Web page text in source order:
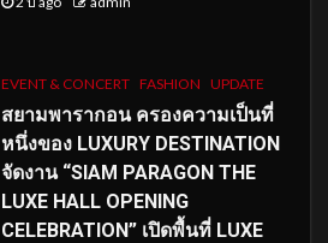
EVENT & CONCERT FASHION UPDATE
สยามพารากอน ครองความเป็นที่
หนึ่งของ LUXURY DESTINATION
จัดงาน “SIAM PARAGON THE
LUXE HALL OPENING
CELEBRATION” เปิดพื้นที่ LUXE